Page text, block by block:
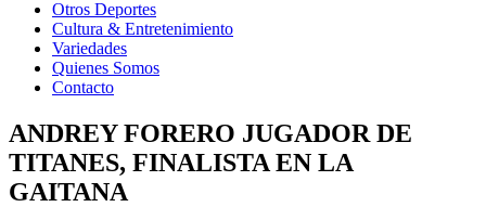
Otros Deportes
Cultura & Entretenimiento
Variedades
Quienes Somos
Contacto
ANDREY FORERO JUGADOR DE
TITANES, FINALISTA EN LA
GAITANA